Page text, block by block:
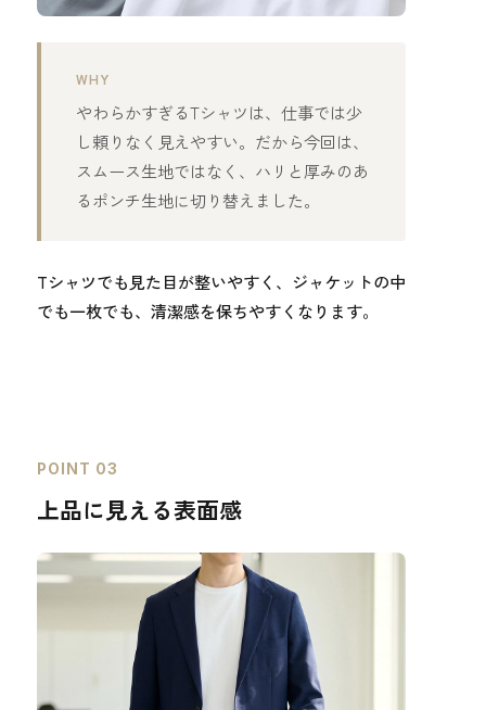
WHY
やわらかすぎるTシャツは、仕事では少
し頼りなく見えやすい。だから今回は、
スムース生地ではなく、ハリと厚みのあ
るポンチ生地に切り替えました。
Tシャツでも見た目が整いやすく、ジャケットの中
でも一枚でも、清潔感を保ちやすくなります。
POINT 03
上品に見える表面感